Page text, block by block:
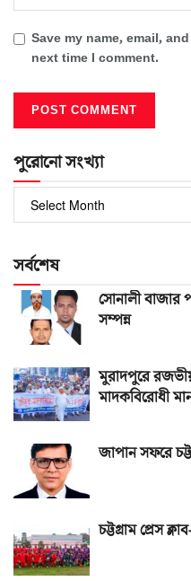
Save my name, email,
next time I comment.
পুরোনো সংখ্যা
সংখ্যা
সর্বশেষ
সোনালী বাজার
সম্পন্ন
মুরাদপুরে
মাদকবিরোধী
জাপান সফরে
চট্টগ্রাম প্রেস